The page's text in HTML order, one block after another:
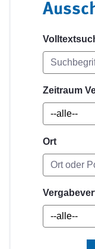
Zeitraum
Ort